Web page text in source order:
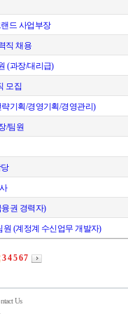
드 사업부장
직 채용
(과장/대리급)
모집
기획/경영기획/경영관리)
/팀원
권 경력자)
(계정계 수신업무 개발자)
345 67
Us